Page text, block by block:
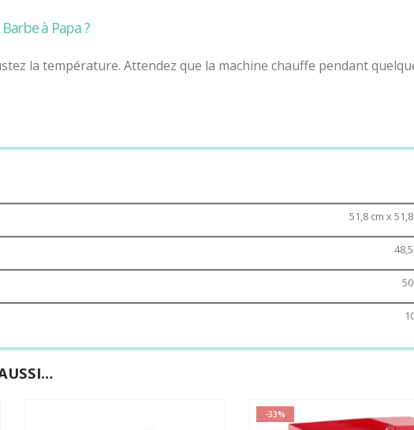
à Papa ?
la température. Attendez que la machine chauffe pendant
rotative.
les barbes à papa de la tête.
51,8 cm x
-33%